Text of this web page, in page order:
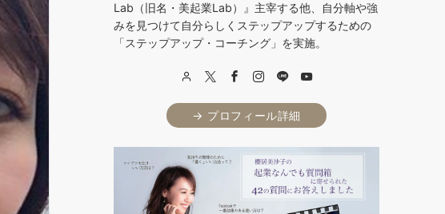
Lab（旧名・美起業Lab）』主宰する他、自分軸や強
みを見つけて自分らしくステップアップするための
「ステップアップ・コーチング」を実施。
→ プロフィール詳細